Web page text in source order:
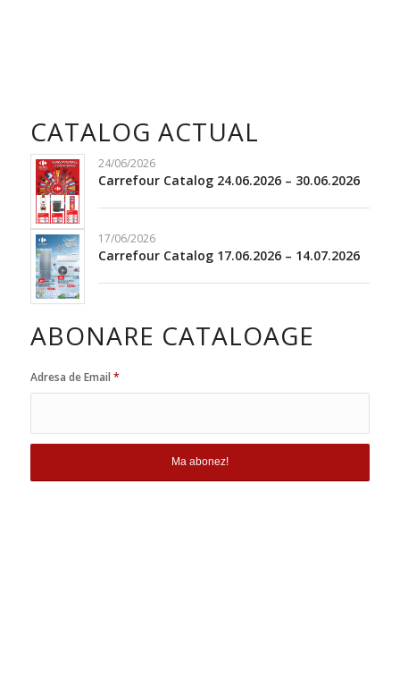
CATALOG ACTUAL
24/06/2026
Carrefour Catalog 24.06.2026 – 30.06.2026
17/06/2026
Carrefour Catalog 17.06.2026 – 14.07.2026
ABONARE CATALOAGE
Adresa de Email *